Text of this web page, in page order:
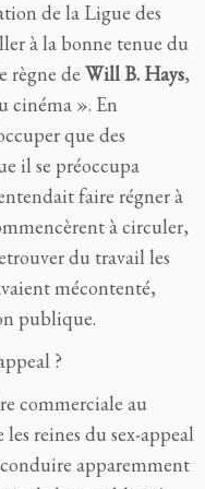
de la Ligue des
à la bonne tenue du
règne de Will B. Hays,
cinéma ». En
que des
il se préoccupa
faire régner à
à circuler,
du travail les
mécontenté,
publique.
?
commerciale au
reines du sex-appeal
apparemment